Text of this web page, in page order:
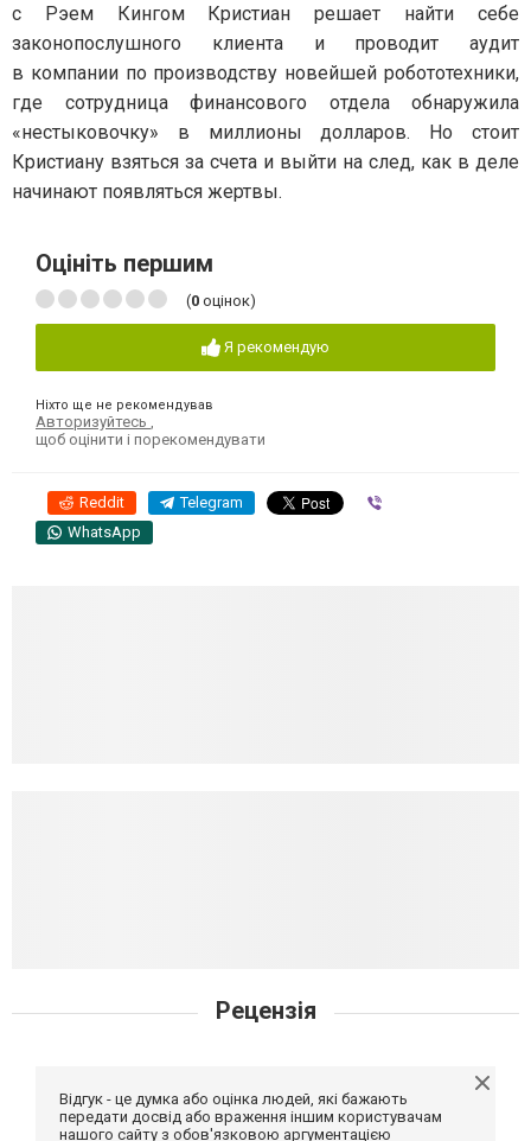
с Рэем Кингом Кристиан решает найти себе
законопослушного клиента и проводит аудит
в компании по производству новейшей робототехники,
где сотрудница финансового отдела обнаружила
«нестыковочку» в миллионы долларов. Но стоит
Кристиану взяться за счета и выйти на след, как в деле
начинают появляться жертвы.
Оцініть першим
(0 оцінок)
Я рекомендую
Ніхто ще не рекомендував
Авторизуйтесь ,
щоб оцінити і порекомендувати
Reddit Telegram
WhatsApp
Рецензія
Відгук - це думка або оцінка людей, які бажають
передати досвід або враження іншим користувачам
нашого сайту з обов'язковою аргументацією